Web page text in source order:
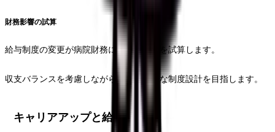
財務影響の試算
給与制度の変更が病院財務に与える影響を試算します。
収支バランスを考慮しながら、持続可能な制度設計を目指します。
キャリアアップと給与設計